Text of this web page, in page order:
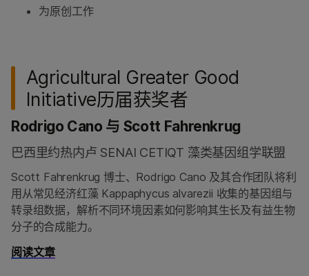
为原创工作
Agricultural Greater Good
Initiative历届获奖者
Rodrigo Cano 与 Scott Fahrenkrug
巴西里约热内卢 SENAI CETIQT 藻类基因组学联盟
Scott Fahrenkrug 博士、Rodrigo Cano 及其合作团队将利
用从常见经济红藻 Kappaphycus alvarezii 收集的基因组与
转录组数据，解析不同环境因素如何影响其生长及有益生物
分子的合成能力。
阅读文章